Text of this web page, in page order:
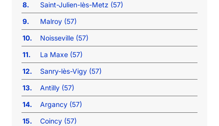
8.
Saint-Julien-lès-Metz (57)
9.
Malroy (57)
10.
Noisseville (57)
11.
La Maxe (57)
12.
Sanry-lès-Vigy (57)
13.
Antilly (57)
14.
Argancy (57)
15.
Coincy (57)